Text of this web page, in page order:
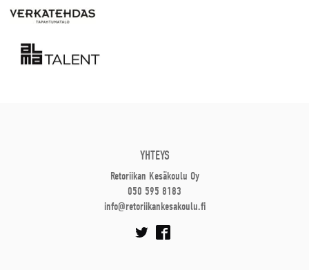
YHTEYS
Retoriikan Kesäkoulu Oy
050 595 8183
info@retoriikankesakoulu.fi